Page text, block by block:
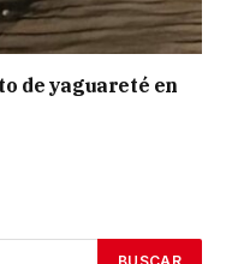
de yaguareté en